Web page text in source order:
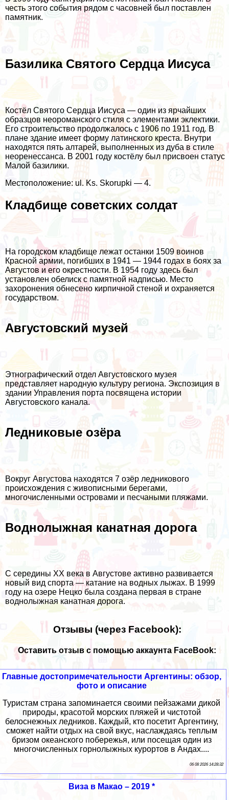
честь этого события рядом с часовней был поставлен
памятник.
Базилика Святого Сердца Иисуса
Костёл Святого Сердца Иисуса — один из ярчайших
образцов неороманского стиля с элементами эклектики.
Его строительство продолжалось с 1906 по 1911 год. В
плане здание имеет форму латинского креста. Внутри
находятся пять алтарей, выполненных из дуба в стиле
неоренессанса. В 2001 году костёлу был присвоен статус
Малой базилики.
Местоположение: ul. Ks. Skorupki — 4.
Кладбище советских солдат
На городском кладбище лежат останки 1509 воинов
Красной армии, погибших в 1941 — 1944 годах в боях за
Августов и его окрестности. В 1954 году здесь был
установлен обелиск с памятной надписью. Место
захоронения обнесено кирпичной стеной и охраняется
государством.
Августовский музей
Этнографический отдел Августовского музея
представляет народную культуру региона. Экспозиция в
здании Управления порта посвящена истории
Августовского канала.
Ледниковые озёра
Вокруг Августова находятся 7 озёр ледникового
происхождения с живописными берегами,
многочисленными островами и песчаными пляжами.
Воднолыжная канатная дорога
С середины XX века в Августове активно развивается
новый вид спорта — катание на водных лыжах. В 1999
году на озере Нецко была создана первая в стране
воднолыжная канатная дорога.
Отзывы (через Facebook):
Оставить отзыв с помощью аккаунта FaceBook:
Главные достопримечательности Аргентины: обзор,
фото и описание
Туристам страна запоминается своими пейзажами дикой
природы, красотой морских пляжей и чистотой
белоснежных ледников. Каждый, кто посетит Аргентину,
сможет найти отдых на свой вкус, наслаждаясь теплым
бризом океанского побережья, или посещая один из
многочисленных горнолыжных курортов в Андах....
06 08 2026 14:28:32
Виза в Макао – 2019 *